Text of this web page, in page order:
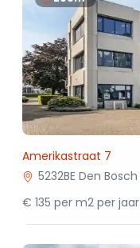
Amerikastraat 7
5232BE Den Bosch
€ 135 per m2 per jaar